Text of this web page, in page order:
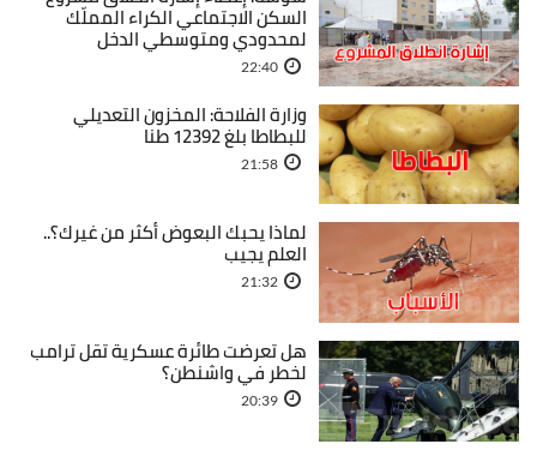
السكن الاجتماعي الكراء المملّك
لمحدودي ومتوسطي الدخل
22:40
وزارة الفلاحة: المخزون التعديلي
للبطاطا بلغ 12392 طنا
21:58
لماذا يحبك البعوض أكثر من غيرك؟..
العلم يجيب
21:32
هل تعرضت طائرة عسكرية تقل ترامب
لخطر في واشنطن؟
20:39